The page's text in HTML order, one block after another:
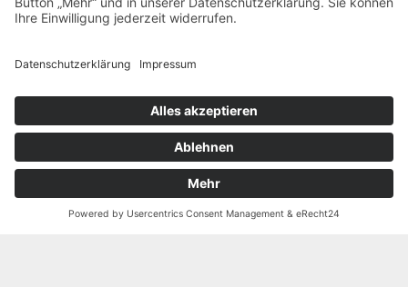
mail@heinrich-buhk.de
040 / 25 19 550